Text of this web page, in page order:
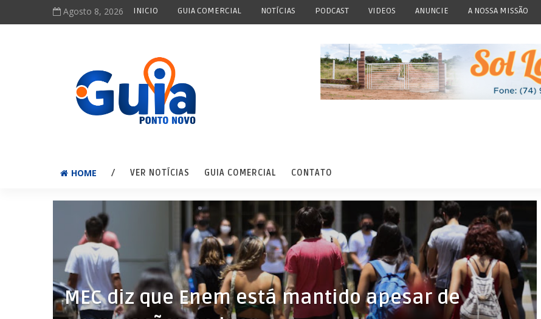
Agosto 8, 2026 INICIO GUIA COMERCIAL NOTÍCIAS PODCAST VIDEOS ANUNCIE A NOSSA MISSÃO
HOME / VER NOTÍCIAS GUIA COMERCIAL CONTATO
MEC diz que Enem está mantido apesar de